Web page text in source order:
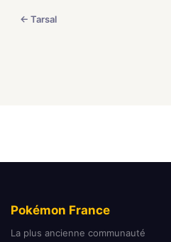
← Tarsal
Pokémon France
La plus ancienne communauté